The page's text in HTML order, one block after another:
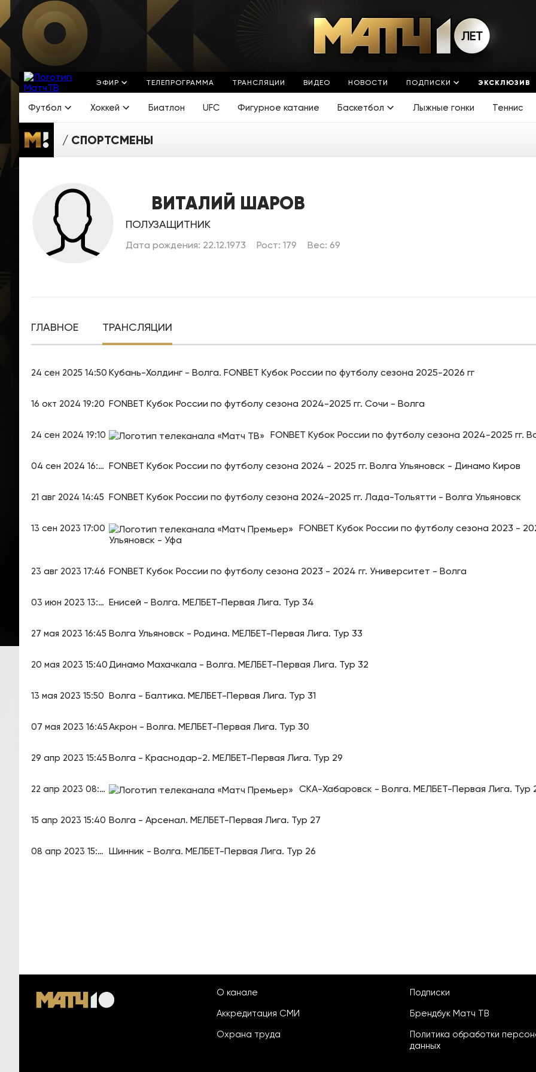
ЭФИР ТЕЛЕПРОГРАММА ТРАНСЛЯЦИИ ВИДЕО НОВОСТИ ПОДПИСКИ ЭКСКЛЮЗИВ
Футбол Хоккей Биатлон UFC Фигурное катание Баскетбол Лыжные гонки Теннис
СПОРТСМЕНЫ
ВИТАЛИЙ ШАРОВ
ПОЛУЗАЩИТНИК
Дата рождения: 22.12.1973 Рост: 179 Вес: 69
ГЛАВНОЕ ТРАНСЛЯЦИИ
24 сен 2025 14:50 Кубань-Холдинг - Волга. FONBET Кубок России по футболу сезона 2025-2026 гг
16 окт 2024 19:20 FONBET Кубок России по футболу сезона 2024-2025 гг. Сочи - Волга
24 сен 2024 19:10 FONBET Кубок России по футболу сезона 2024-2025 гг.
04 сен 2024 16:40 FONBET Кубок России по футболу сезона 2024 - 2025 гг. Волга Ульяновск - Динамо Киров
21 авг 2024 14:45 FONBET Кубок России по футболу сезона 2024-2025 гг. Лада-Тольятти - Волга Ульяновск
13 сен 2023 17:00
FONBET Кубок России по футболу сезона 2023 -
Ульяновск - Уфа
23 авг 2023 17:46 FONBET Кубок России по футболу сезона 2023 - 2024 гг. Университет - Волга
03 июн 2023 13:40 Енисей - Волга. МЕЛБЕТ-Первая Лига. Тур 34
27 мая 2023 16:45 Волга Ульяновск - Родина. МЕЛБЕТ-Первая Лига. Тур 33
20 мая 2023 15:40Динамо Махачкала - Волга. МЕЛБЕТ-Первая Лига. Тур 32
13 мая 2023 15:50 Волга - Балтика. МЕЛБЕТ-Первая Лига. Тур 31
07 мая 2023 16:45Акрон - Волга. МЕЛБЕТ-Первая Лига. Тур 30
29 апр 2023 15:45Волга - Краснодар-2. МЕЛБЕТ-Первая Лига. Тур 29
22 апр 2023 08:50 СКА-Хабаровск - Волга. МЕЛБЕТ-Первая Лига. Тур
15 апр 2023 15:40 Волга - Арсенал. МЕЛБЕТ-Первая Лига. Тур 27
08 апр 2023 15:40 Шинник - Волга. МЕЛБЕТ-Первая Лига. Тур 26
О канале
Аккредитация СМИ
Охрана труда
Подписки
Брендбук Матч ТВ
Политика обработки
данных